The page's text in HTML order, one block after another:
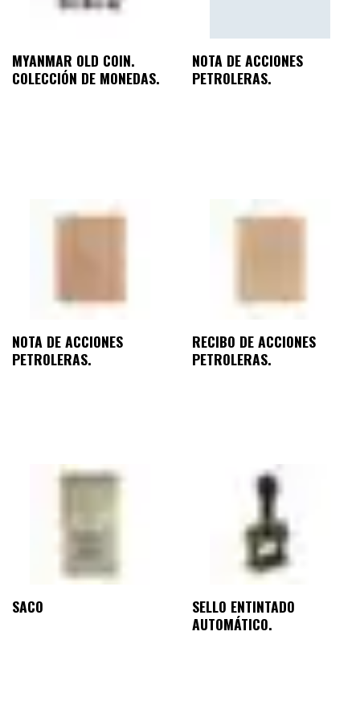
MYANMAR OLD COIN.
COLECCIÓN DE MONEDAS.
NOTA DE ACCIONES
PETROLERAS.
NOTA DE ACCIONES
PETROLERAS.
RECIBO DE ACCIONES
PETROLERAS.
SACO
SELLO ENTINTADO
AUTOMÁTICO.